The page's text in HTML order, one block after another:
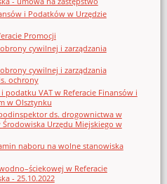
i Podatków w Urzędzie
Promocji
cywilnej i zarządzania
cywilnej i zarządzania
ochrony
podatku VAT w Referacie Finansów i
w Olsztynku
ds. drogownictwa w
Urzędu Miejskiego w
naboru na wolne stanowiska
w Referacie
- 25.10.2022